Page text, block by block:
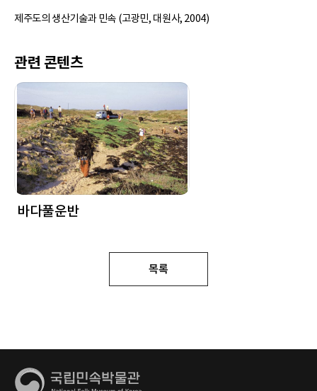
제주도의 생산기술과 민속 (고광민, 대원사, 2004)
관련 콘텐츠
바다풀운반
목록